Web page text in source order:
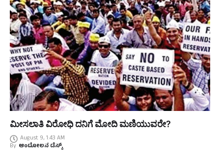
ಮೀಸಲಾತಿ ವಿರೋಧಿ ದನಿಗೆ ಮೋದಿ ಮಣಿಯುವರೇ?
August 9, 1:43 AM
By ಆಂದೋಲನ ಡೆಸ್ಕ್